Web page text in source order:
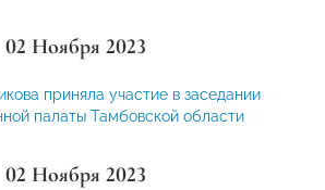
02 Ноября 2023
приняла участие в заседании
палаты Тамбовской области
02 Ноября 2023